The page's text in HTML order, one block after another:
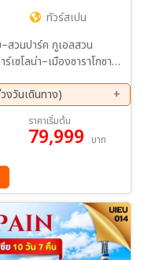
ทัวร์สเปน
–สวนปาร์ค กูเอลสวน
ซโลน่า–เมืองซาราโกซา–
จัตุรัสอาโซเกโฆ(ด้าน
มาดริด-เมืองโตเลโด–มหา
งวันเดินทาง)
ต.ค. 69 - 12 ต.ค. 69
พ.ย. 69 - 13 พ.ย. 69
ราคาเริ่มต้น
79,999 บาท